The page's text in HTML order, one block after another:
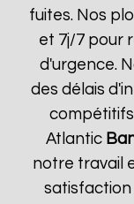
fuites. Nos
et 7j/7 pour
d'urgence.
des délais
Atlantic
notre travail
satisfaction